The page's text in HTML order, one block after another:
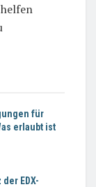
für
erlaubt ist
EDX-